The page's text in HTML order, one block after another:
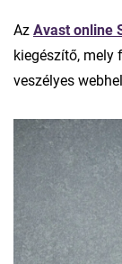
Az Avast online
kiegészítő, mely
veszélyes